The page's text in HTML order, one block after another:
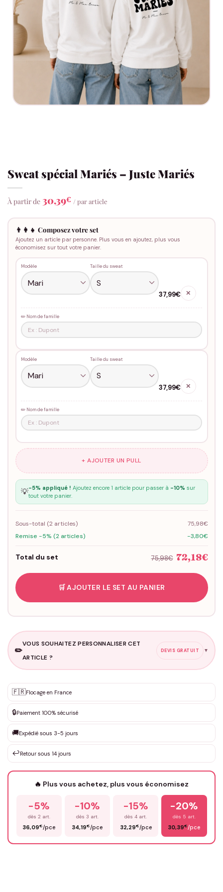
Sweat spécial Mariés – Juste Mariés
À partir de 30,39€ / par article
👨‍👩‍👧 Composez votre set
Ajoutez un article par personne. Plus vous en ajoutez, plus vous
économisez sur tout votre panier.
Modèle Taille du sweat
37,99€ ✕
✏️ Nom de famille
Modèle Taille du sweat
37,99€ ✕
✏️ Nom de famille
+ AJOUTER UN PULL
💡-5% appliqué ! Ajoutez encore 1 article pour passer à -10% sur
tout votre panier.
Sous-total (2articles)
75,98€
Remise -5% (2 articles)
-3,80€
Total du set 75,98€ 72,18€
🛒 AJOUTER LE SET AU PANIER
✏️
VOUS SOUHAITEZ PERSONNALISER CET
ARTICLE ?
DEVIS GRATUIT ▼
✨ Personnalisation sur mesure
DEVIS GRATUIT · Personnalisation de 3 à 10€ selon la demande
Que souhaitez-vous ?*
Votre texte / idée*
Prénom*
🇫🇷Flocage en France
🔒Paiement 100% sécurisé
🚚Expédié sous 3-5 jours
↩️Retour sous 14 jours
🔥 Plus vous achetez, plus vous économisez
-5%
dès 2 art.
36,09€/pce
-10%
dès 3 art.
34,19€/pce
-15%
dès 4 art.
32,29€/pce
-20%
dès 5 art.
30,39€/pce